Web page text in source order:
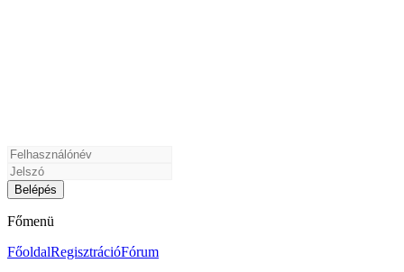
Főmenü
FőoldalRegisztrációFórum